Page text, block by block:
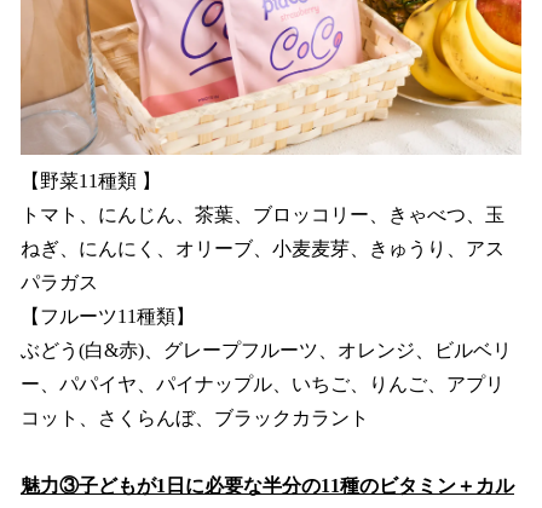
【野菜11種類 】
トマト、にんじん、茶葉、ブロッコリー、きゃべつ、玉
ねぎ、にんにく、オリーブ、小麦麦芽、きゅうり、アス
パラガス
【フルーツ11種類】
ぶどう(白&赤)、グレープフルーツ、オレンジ、ビルベリ
ー、パパイヤ、パイナップル、いちご、りんご、アプリ
コット、さくらんぼ、ブラックカラント
魅力③子どもが1日に必要な半分の11種のビタミン＋カル